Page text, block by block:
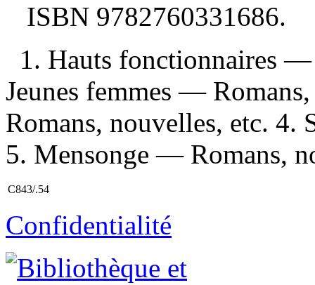
ISBN 9782760331686.
1. Hauts fonctionnaires
Jeunes femmes —
Romans, nouvelles, etc. 4.
5. Mensonge — Romans,
C843/.54
Confidentialité